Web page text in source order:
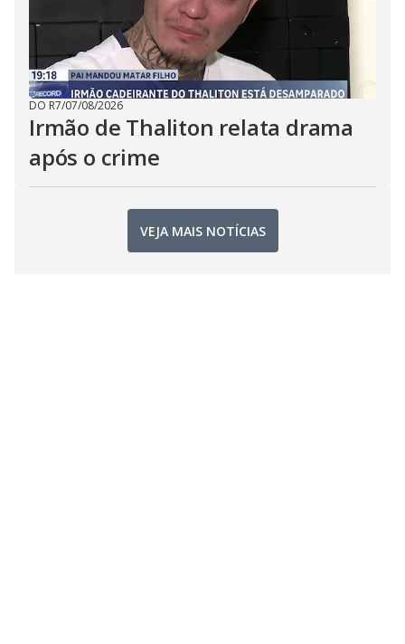
DO R7/07/08/2026
Irmão de Thaliton relata drama
após o crime
VEJA MAIS NOTÍCIAS